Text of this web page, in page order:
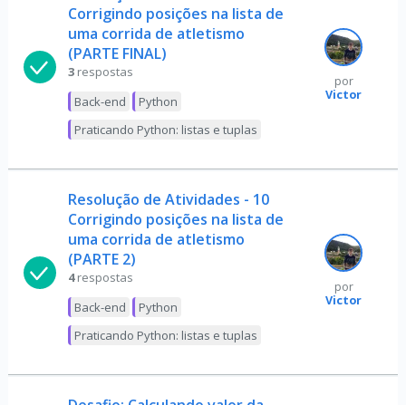
Corrigindo posições na lista de
uma corrida de atletismo
(PARTE FINAL)
3 respostas
Back-end
Python
Praticando Python: listas e tuplas
por
Victor
Resolução de Atividades - 10
Corrigindo posições na lista de
uma corrida de atletismo
(PARTE 2)
4 respostas
Back-end
Python
Praticando Python: listas e tuplas
por
Victor